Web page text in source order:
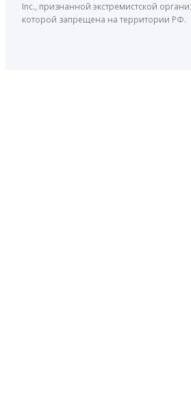
Inc., признанной экстремистской
которой запрещена на территории РФ.